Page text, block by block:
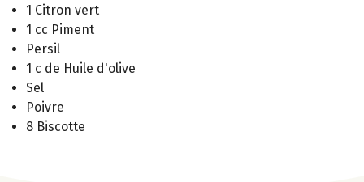
1 Citron vert
1 cc Piment
Persil
1 c de Huile d'olive
Sel
Poivre
8 Biscotte